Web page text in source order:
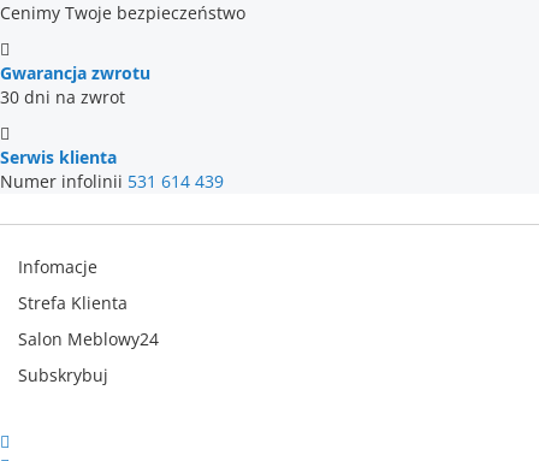
Cenimy Twoje bezpieczeństwo
Gwarancja zwrotu
30 dni na zwrot
Serwis klienta
Numer infolinii 531 614 439
Infomacje
Strefa Klienta
Salon Meblowy24
Subskrybuj